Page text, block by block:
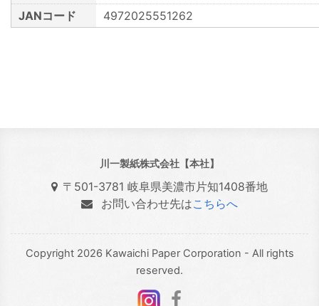
JANコード
4972025551262
川一製紙株式会社【本社】
〒501-3781 岐阜県美濃市片知1408番地
お問い合わせ先はこちらへ
Copyright 2026 Kawaichi Paper Corporation - All rights
reserved.